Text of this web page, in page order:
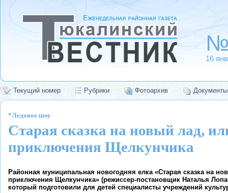
16
Текущий номер Рубрики Фотоархив Документы
*Ледовое шоу
Старая сказка на новый лад,
приключения Щелкунчика
Районная муниципальная новогодняя елка «Старая сказка на
приключения Щелкунчика» (режиссер-постановщик Наталья
который подготовили для детей специалисты учреждений